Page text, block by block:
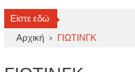
Είστε εδώ:
Αρχική > ΓΙΩΤΙΝΓΚ